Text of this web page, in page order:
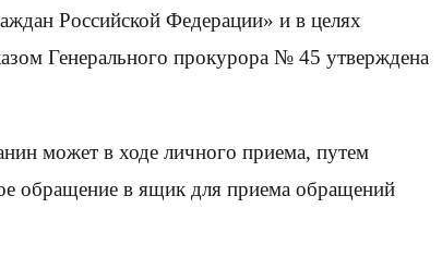
Российской Федерации» и в целях
Генерального прокурора № 45 утверждена
может в ходе личного приема, путем
обращение в ящик для приема обращений